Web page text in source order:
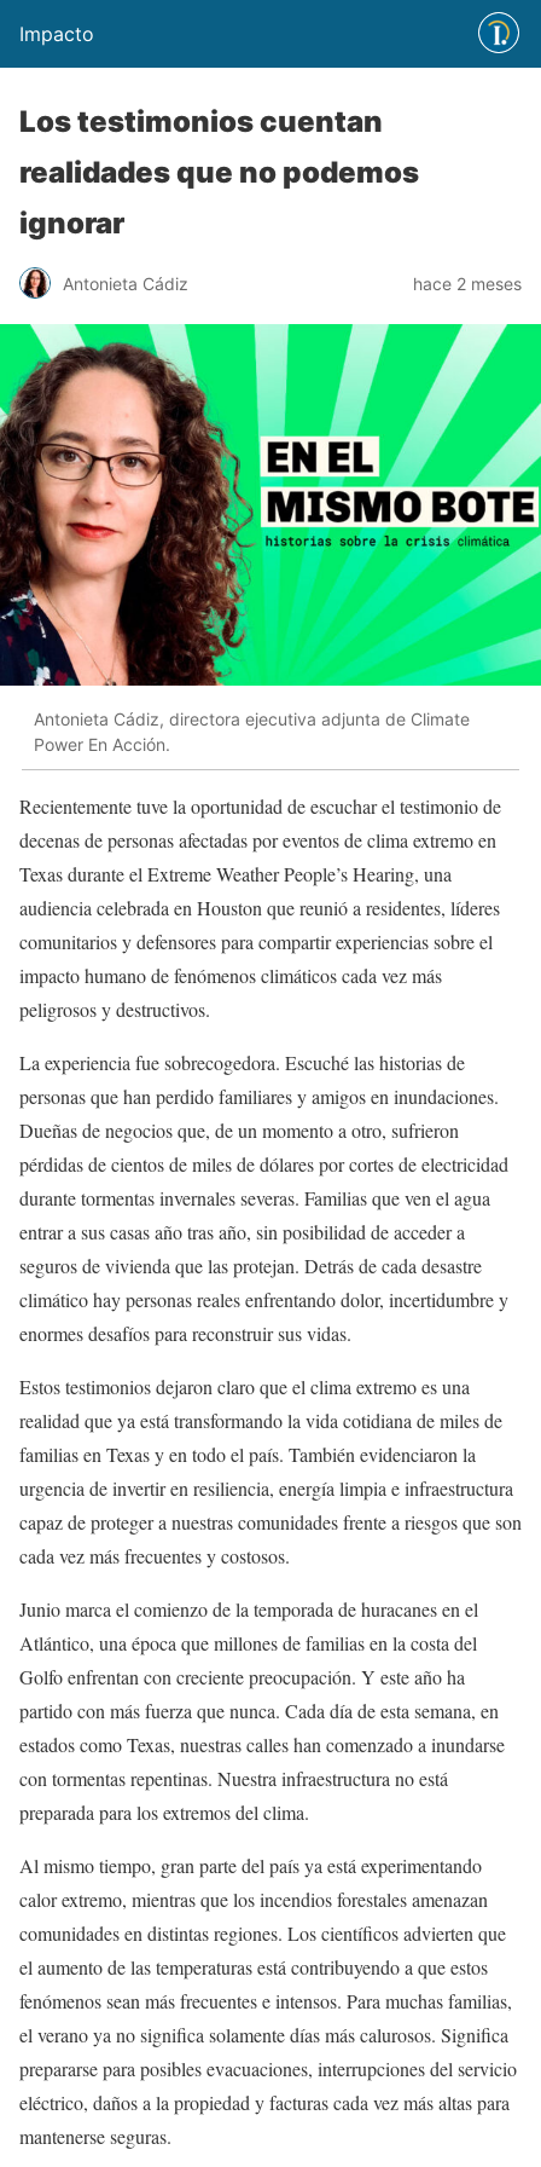
Impacto
Los testimonios cuentan
realidades que no podemos
ignorar
Antonieta Cádiz hace 2 meses
Antonieta Cádiz, directora ejecutiva adjunta de Climate
Power En Acción.
Recientemente tuve la oportunidad de escuchar el testimonio de
decenas de personas afectadas por eventos de clima extremo en
Texas durante el Extreme Weather People’s Hearing, una
audiencia celebrada en Houston que reunió a residentes, líderes
comunitarios y defensores para compartir experiencias sobre el
impacto humano de fenómenos climáticos cada vez más
peligrosos y destructivos.
La experiencia fue sobrecogedora. Escuché las historias de
personas que han perdido familiares y amigos en inundaciones.
Dueñas de negocios que, de un momento a otro, sufrieron
pérdidas de cientos de miles de dólares por cortes de electricidad
durante tormentas invernales severas. Familias que ven el agua
entrar a sus casas año tras año, sin posibilidad de acceder a
seguros de vivienda que las protejan. Detrás de cada desastre
climático hay personas reales enfrentando dolor, incertidumbre y
enormes desafíos para reconstruir sus vidas.
Estos testimonios dejaron claro que el clima extremo es una
realidad que ya está transformando la vida cotidiana de miles de
familias en Texas y en todo el país. También evidenciaron la
urgencia de invertir en resiliencia, energía limpia e infraestructura
capaz de proteger a nuestras comunidades frente a riesgos que son
cada vez más frecuentes y costosos.
Junio marca el comienzo de la temporada de huracanes en el
Atlántico, una época que millones de familias en la costa del
Golfo enfrentan con creciente preocupación. Y este año ha
partido con más fuerza que nunca. Cada día de esta semana, en
estados como Texas, nuestras calles han comenzado a inundarse
con tormentas repentinas. Nuestra infraestructura no está
preparada para los extremos del clima.
Al mismo tiempo, gran parte del país ya está experimentando
calor extremo, mientras que los incendios forestales amenazan
comunidades en distintas regiones. Los científicos advierten que
el aumento de las temperaturas está contribuyendo a que estos
fenómenos sean más frecuentes e intensos. Para muchas familias,
el verano ya no significa solamente días más calurosos. Significa
prepararse para posibles evacuaciones, interrupciones del servicio
eléctrico, daños a la propiedad y facturas cada vez más altas para
mantenerse seguras.